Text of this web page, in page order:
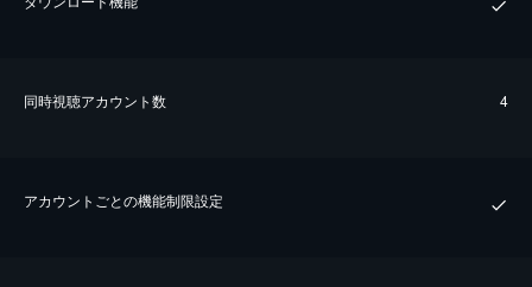
同時視聴アカウント数 4
アカウントごとの機能制限設定